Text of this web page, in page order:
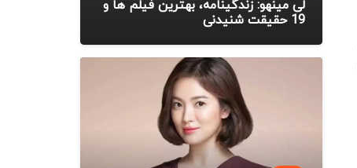
لی مینهو: زندگینامه، بهترین فیلم ها و
19 حقیقت شنیدنی